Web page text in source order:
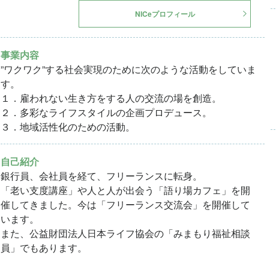
NICeプロフィール
事業内容
”ワクワク”する社会実現のために次のような活動をしていま
す。
１．雇われない生き方をする人の交流の場を創造。
２．多彩なライフスタイルの企画プロデュース。
３．地域活性化のための活動。
自己紹介
銀行員、会社員を経て、フリーランスに転身。
「老い支度講座」や人と人が出会う「語り場カフェ」を開
催してきました。今は「フリーランス交流会」を開催して
います。
また、公益財団法人日本ライフ協会の「みまもり福祉相談
員」でもあります。